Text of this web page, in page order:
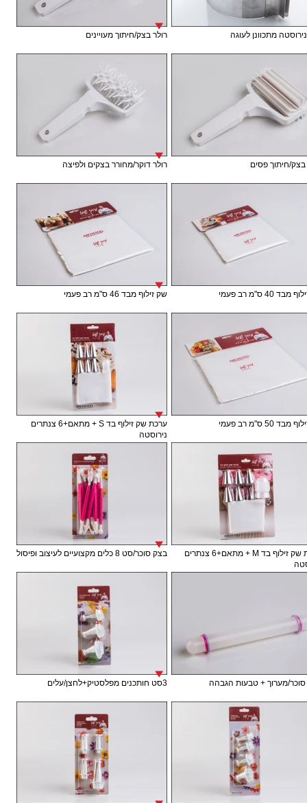
מתכוונן לעוגה רולר בצק/חיתוך מעויינים
בצק/חיתוך פסים רולר דוקר/מחורר בצקים ולפיצה
40 ס"מ רב פעמי שק זילוף מבד 46 ס"מ רב פעמי
50 ס"מ רב פעמי
ערכת שק זילוף בד S + מתאם+6 צנתרים
נירוסטה
ערכת שק זילוף בד M + מתאם+6 צנתרים
בצק סוכר/סט 8 כלים מקצועיים לעיצוב ופיסול
מערוך + טבעות הגבהה 3סט חותכנים מפלסטיק+לחצן/עלים